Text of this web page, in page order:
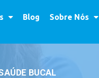
Blog Sobre Nós
BUCAL